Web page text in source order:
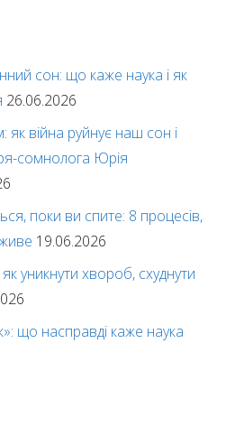
сон: що каже наука і як
26.06.2026
війна руйнує наш сон і
сомнолога Юрія
поки ви спите: 8 процесів,
19.06.2026
уникнути хвороб, схуднути
що насправді каже наука